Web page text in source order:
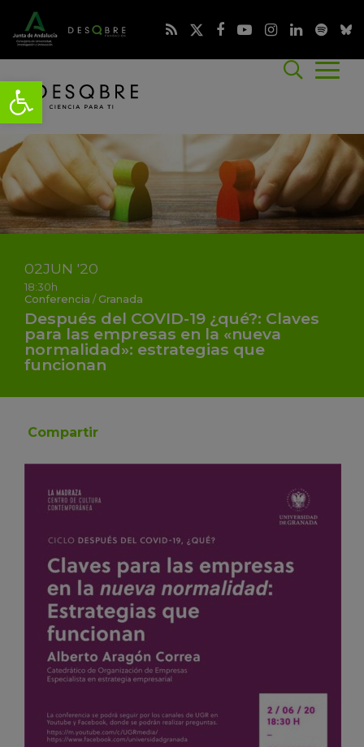
02JUN '20
18:30h
Conferencia / Granada
Después del COVID-19 ¿qué?: Claves
para las empresas en la «nueva
normalidad»: estrategias que
funcionan
Compartir